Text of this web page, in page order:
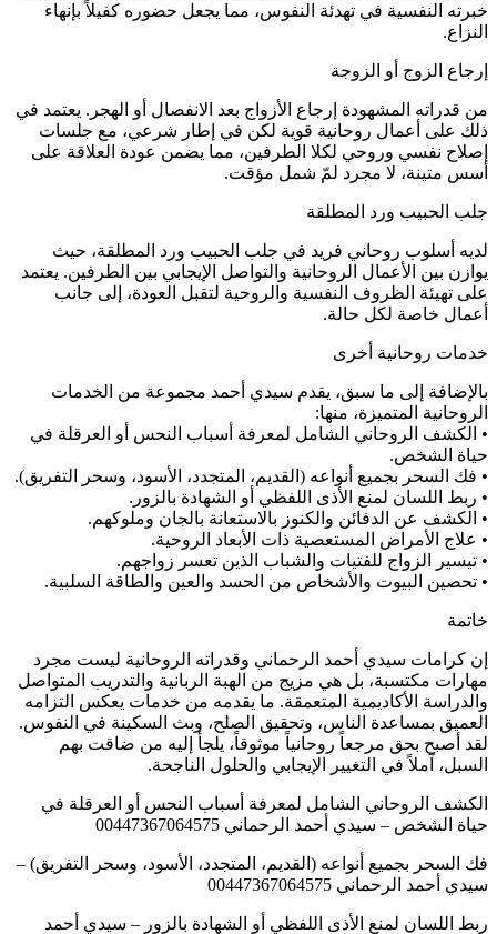
خبرته النفسية في تهدئة النفوس، مما يجعل حضوره كفيلاً بإنهاء
النزاع.
إرجاع الزوج أو الزوجة
من قدراته المشهودة إرجاع الأزواج بعد الانفصال أو الهجر. يعتمد في
ذلك على أعمال روحانية قوية لكن في إطار شرعي، مع جلسات
إصلاح نفسي وروحي لكلا الطرفين، مما يضمن عودة العلاقة على
أسس متينة، لا مجرد لمّ شمل مؤقت.
جلب الحبيب ورد المطلقة
لديه أسلوب روحاني فريد في جلب الحبيب ورد المطلقة، حيث
يوازن بين الأعمال الروحانية والتواصل الإيجابي بين الطرفين. يعتمد
على تهيئة الظروف النفسية والروحية لتقبل العودة، إلى جانب
أعمال خاصة لكل حالة.
خدمات روحانية أخرى
بالإضافة إلى ما سبق، يقدم سيدي أحمد مجموعة من الخدمات
الروحانية المتميزة، منها:
• الكشف الروحاني الشامل لمعرفة أسباب النحس أو العرقلة في
حياة الشخص.
• فك السحر بجميع أنواعه (القديم، المتجدد، الأسود، وسحر التفريق).
• ربط اللسان لمنع الأذى اللفظي أو الشهادة بالزور.
• الكشف عن الدفائن والكنوز بالاستعانة بالجان وملوكهم.
• علاج الأمراض المستعصية ذات الأبعاد الروحية.
• تيسير الزواج للفتيات والشباب الذين تعسر زواجهم.
• تحصين البيوت والأشخاص من الحسد والعين والطاقة السلبية.
خاتمة
إن كرامات سيدي أحمد الرحماني وقدراته الروحانية ليست مجرد
مهارات مكتسبة، بل هي مزيج من الهبة الربانية والتدريب المتواصل
والدراسة الأكاديمية المتعمقة. ما يقدمه من خدمات يعكس التزامه
العميق بمساعدة الناس، وتحقيق الصلح، وبث السكينة في النفوس.
لقد أصبح بحق مرجعاً روحانياً موثوقاً، يلجأ إليه من ضاقت بهم
السبل، آملاً في التغيير الإيجابي والحلول الناجحة.
الكشف الروحاني الشامل لمعرفة أسباب النحس أو العرقلة في
حياة الشخص – سيدي أحمد الرحماني 00447367064575
فك السحر بجميع أنواعه (القديم، المتجدد، الأسود، وسحر التفريق) –
سيدي أحمد الرحماني 00447367064575
ربط اللسان لمنع الأذى اللفظي أو الشهادة بالزور – سيدي أحمد